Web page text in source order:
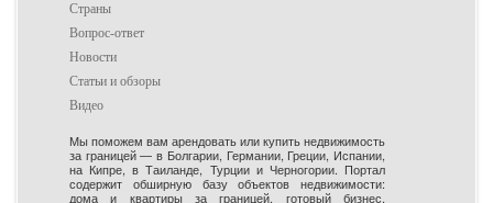
Страны
Вопрос-ответ
Новости
Статьи и обзоры
Видео
Мы поможем вам арендовать или купить недвижимость
за границей — в Болгарии, Германии, Греции, Испании,
на Кипре, в Таиланде, Турции и Черногории. Портал
содержит обширную базу объектов недвижимости:
дома и квартиры за границей, готовый бизнес,